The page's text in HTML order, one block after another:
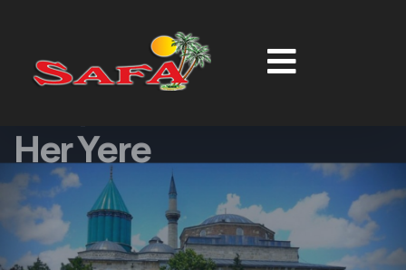
Konya'dan
Her Yere
Hac Malzemeleri